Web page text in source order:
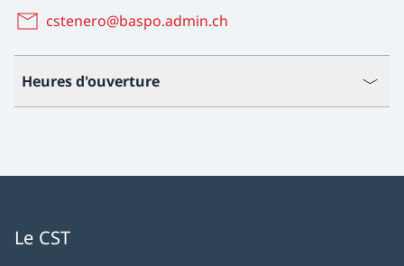
cstenero@baspo.admin.ch
Heures d'ouverture
Le CST